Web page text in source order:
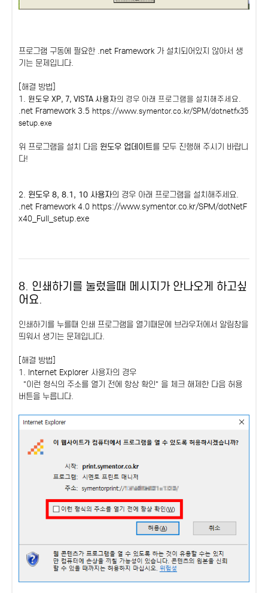
프로그램 구동에 필요한 .net Framework 가 설치되어있지 않아서 생
기는 문제입니다.
[해결 방법]
1. 윈도우 XP, 7, VISTA 사용자의 경우 아래 프로그램을 설치해주세요.
.net Framework 3.5 https://www.symentor.co.kr/SPM/dotnetfx35
setup.exe
위 프로그램을 설치 다음 윈도우 업데이트를 모두 진행해 주시기 바랍니
다!
2. 윈도우 8, 8.1, 10 사용자의 경우 아래 프로그램을 설치해주세요.
.net Framework 4.0 https://www.symentor.co.kr/SPM/dotNetF
x40_Full_setup.exe
8. 인쇄하기를 눌렀을때 메시지가 안나오게 하고싶
어요.
인쇄하기를 누를때 인쇄 프로그램을 열기때문에 브라우저에서 알림창을
띄워서 생기는 문제입니다.
[해결 방법]
1. Internet Explorer 사용자의 경우
"이런 형식의 주소를 열기 전에 항상 확인" 을 체크 해제한 다음 허용
버튼을 누릅니다.